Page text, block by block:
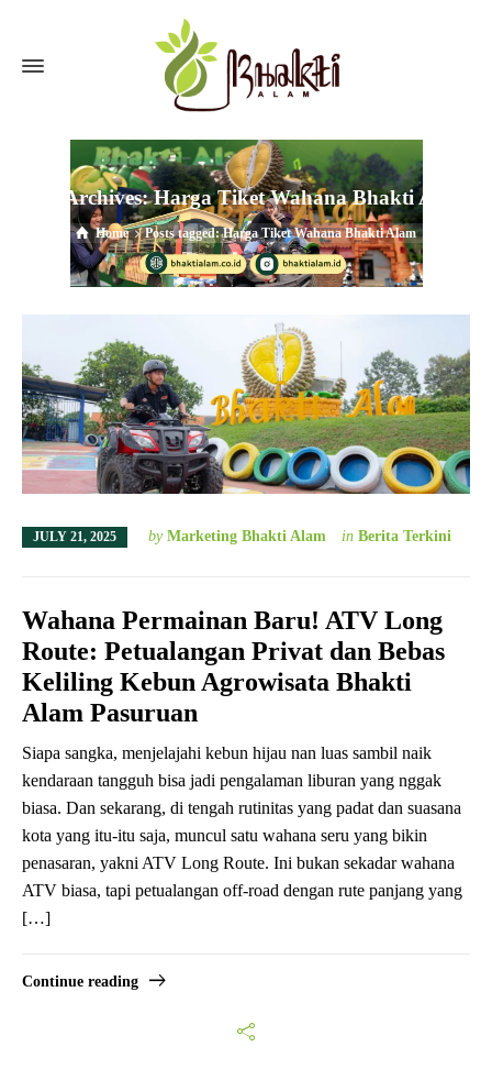
Tag Archives: Harga Tiket Wahana Bhakti Alam
Home Posts tagged: Harga Tiket Wahana Bhakti Alam
JULY 21, 2025 by Marketing Bhakti Alam in Berita Terkini
Wahana Permainan Baru! ATV Long
Route: Petualangan Privat dan Bebas
Keliling Kebun Agrowisata Bhakti
Alam Pasuruan
Siapa sangka, menjelajahi kebun hijau nan luas sambil naik
kendaraan tangguh bisa jadi pengalaman liburan yang nggak
biasa. Dan sekarang, di tengah rutinitas yang padat dan suasana
kota yang itu-itu saja, muncul satu wahana seru yang bikin
penasaran, yakni ATV Long Route. Ini bukan sekadar wahana
ATV biasa, tapi petualangan off-road dengan rute panjang yang
[…]
Continue reading